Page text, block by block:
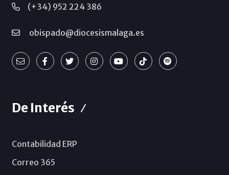
(+34) 952 224 386
obispado@diocesismalaga.es
De Interés
Contabilidad ERP
Correo 365